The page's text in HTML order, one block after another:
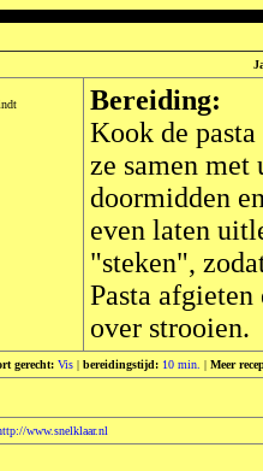
Bereiding:
Kook de
ze samen
doormidden
even laten
"steken",
Pasta
over strooien.
gerecht: Vis | bereidingstijd: 10 min. | Meer
www.snelklaar.nl